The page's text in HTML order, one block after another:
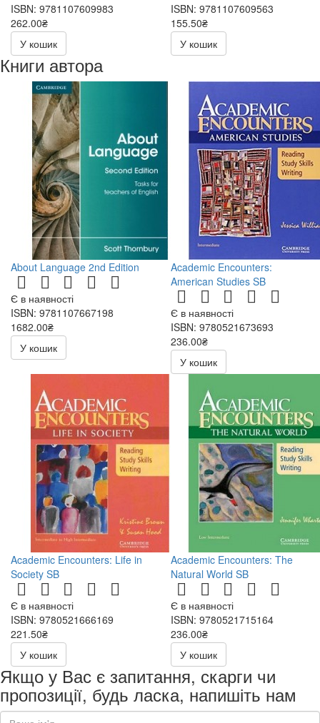
ISBN: 9781107609983
262.00₴
524.00₴
У кошик
ISBN: 9781107609563
155.50₴
311.00₴
У кошик
Книги автора
About Language 2nd Edition
Є в наявності
ISBN: 9781107667198
1682.00₴
У кошик
Academic Encounters:
American Studies SB
Є в наявності
ISBN: 9780521673693
236.00₴
472.00₴
У кошик
Academic Encounters: Life in
Society SB
Є в наявності
ISBN: 9780521666169
221.50₴
443.00₴
У кошик
Academic Encounters: The
Natural World SB
Є в наявності
ISBN: 9780521715164
236.00₴
472.00₴
У кошик
Якщо у Вас є запитання, скарги чи
пропозиції, будь ласка, напишіть нам